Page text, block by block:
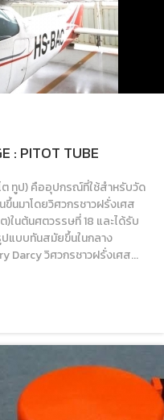
: PITOT TUBE
ต ทูป) คืออุปกรณ์ที่ใช้สำหรับวัด
นมาโดยวิศวกรชาวฝรั่งเศส
ในต้นศตวรรษที่ 18 และได้รับ
แบบทันสมัยขึ้นในกลาง
Darcy วิศวกรชาวฝรั่งเศส...